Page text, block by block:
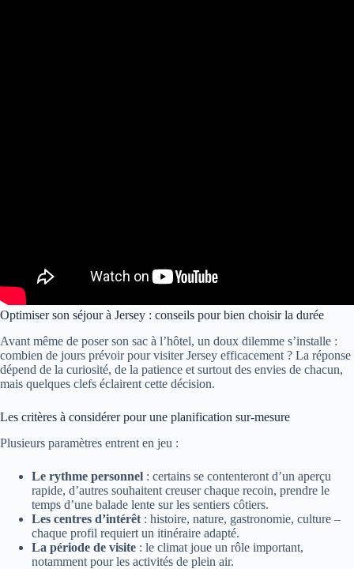
Optimiser son séjour à Jersey : conseils pour bien choisir la durée
Avant même de poser son sac à l’hôtel, un doux dilemme s’installe :
combien de jours prévoir pour visiter Jersey efficacement ? La réponse
dépend de la curiosité, de la patience et surtout des envies de chacun,
mais quelques clefs éclairent cette décision.
Les critères à considérer pour une planification sur-mesure
Plusieurs paramètres entrent en jeu :
Le rythme personnel : certains se contenteront d’un aperçu
rapide, d’autres souhaitent creuser chaque recoin, prendre le
temps d’une balade lente sur les sentiers côtiers.
Les centres d’intérêt : histoire, nature, gastronomie, culture –
chaque profil requiert un itinéraire adapté.
La période de visite : le climat joue un rôle important,
notamment pour les activités de plein air.